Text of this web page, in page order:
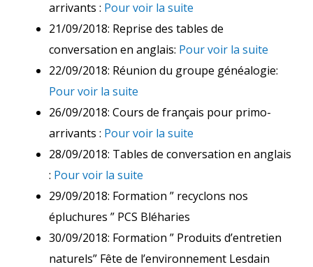
arrivants : Pour voir la suite
21/09/2018: Reprise des tables de
conversation en anglais: Pour voir la suite
22/09/2018: Réunion du groupe généalogie:
Pour voir la suite
26/09/2018: Cours de français pour primo-
arrivants : Pour voir la suite
28/09/2018: Tables de conversation en anglais
: Pour voir la suite
29/09/2018: Formation ” recyclons nos
épluchures ” PCS Bléharies
30/09/2018: Formation ” Produits d’entretien
naturels” Fête de l’environnement Lesdain